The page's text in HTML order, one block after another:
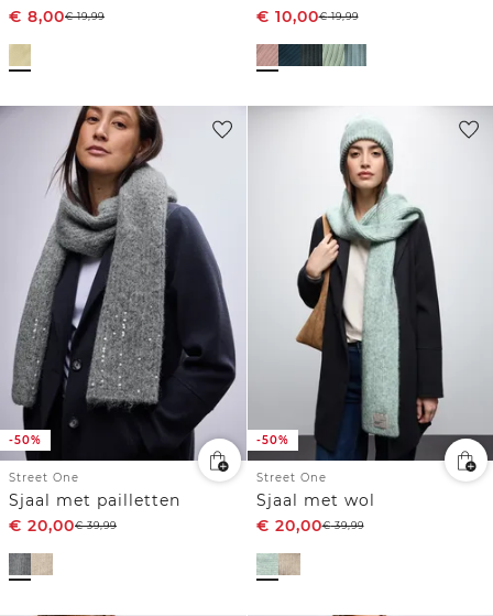
€ 8,00€19,99
€ 10,00€19,99
-50%
Street One
Sjaal met pailletten
€ 20,00€39,99
-50%
Street One
Sjaal met wol
€ 20,00€39,99